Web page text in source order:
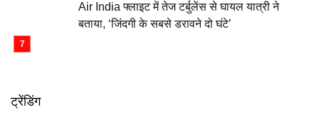
Air India फ्लाइट में तेज टर्बुलेंस से घायल यात्री ने
बताया, ‘जिंदगी के सबसे डरावने दो घंटे’
ट्रेंडिंग